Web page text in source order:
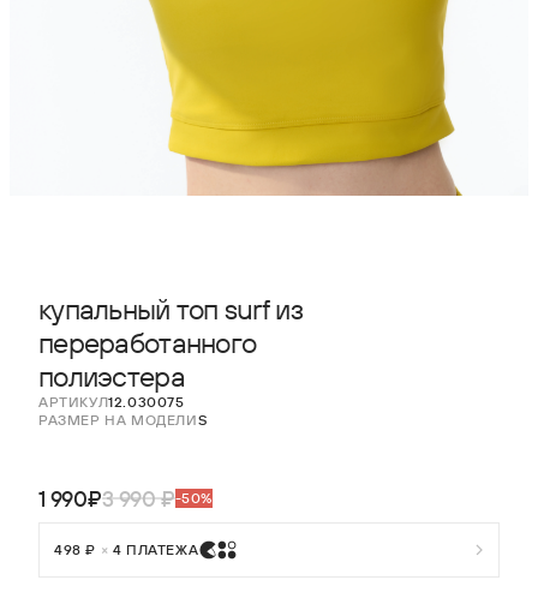
купальный топ surf из
переработанного
полиэстера
АРТИКУЛ12.030075
РАЗМЕР НА МОДЕЛИS
1 990₽3 990 ₽-50%
498 ₽ × 4 ПЛАТЕЖА